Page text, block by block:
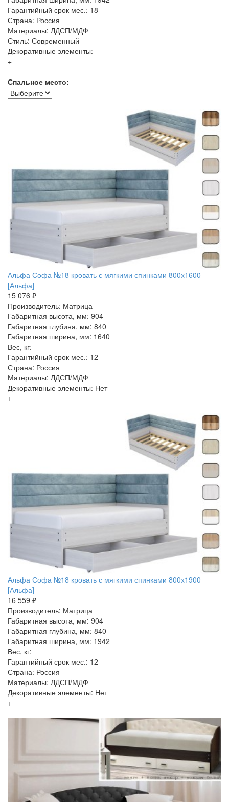
Гарантийный срок мес.: 18
Страна: Россия
Материалы: ЛДСП/МДФ
Стиль: Современный
Декоративные элементы:
+
Спальное место:
Альфа Софа №18 кровать с мягкими спинками 800х1600
[Альфа]
15 076 ₽
Производитель: Матрица
Габаритная высота, мм: 904
Габаритная глубина, мм: 840
Габаритная ширина, мм: 1640
Вес, кг:
Гарантийный срок мес.: 12
Страна: Россия
Материалы: ЛДСП/МДФ
Декоративные элементы: Нет
+
Альфа Софа №18 кровать с мягкими спинками 800х1900
[Альфа]
16 559 ₽
Производитель: Матрица
Габаритная высота, мм: 904
Габаритная глубина, мм: 840
Габаритная ширина, мм: 1942
Вес, кг:
Гарантийный срок мес.: 12
Страна: Россия
Материалы: ЛДСП/МДФ
Декоративные элементы: Нет
+